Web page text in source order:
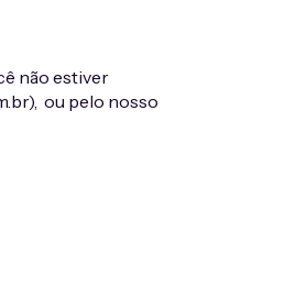
não estiver
), ou pelo nosso